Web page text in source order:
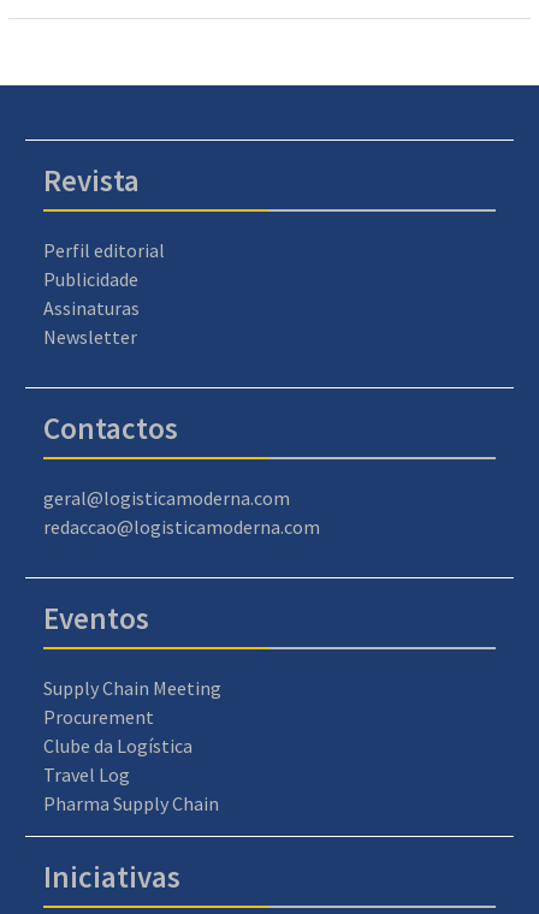
Revista
Perfil editorial
Publicidade
Assinaturas
Newsletter
Contactos
geral@logisticamoderna.com
redaccao@logisticamoderna.com
Eventos
Supply Chain Meeting
Procurement
Clube da Logística
Travel Log
Pharma Supply Chain
Iniciativas